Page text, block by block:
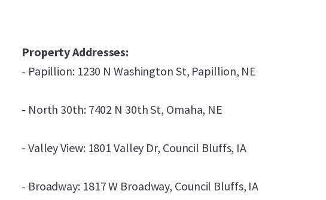
Property Addresses:
- Papillion: 1230 N Washington St, Papillion, NE
- North 30th: 7402 N 30th St, Omaha, NE
- Valley View: 1801 Valley Dr, Council Bluffs, IA
- Broadway: 1817 W Broadway, Council Bluffs, IA